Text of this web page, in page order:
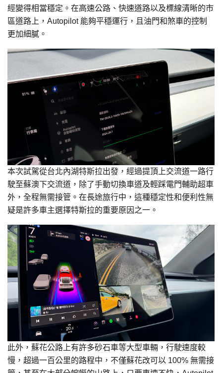
經變得相當穩定。在高速公路、快速道路以及標線清晰的市
區道路上，Autopilot 能夠平穩運行，且油門和煞車的控制
更加細膩。
本次試駕從台北內湖特斯拉出發，經過提頂上交流道一路行
駛至蘇澳下交流道，除了手動切換車道及輕踩電門輔助超車
外，全程無需接管。在長途旅行中，這種穩定性和便利性無
疑是許多車主選擇特斯拉的重要原因之一。
此外，蘇花公路上有許多砂石車等大型車輛，行駛速度較
慢，超過一百公里的路程中，不僅蘇花改可以 100% 無需接